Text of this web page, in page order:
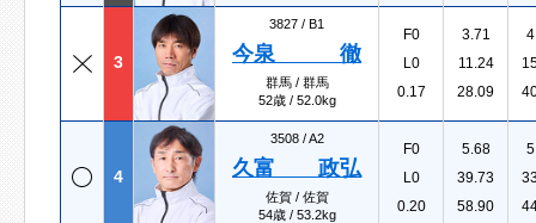
3
3827 / B1
今泉 徹
群馬 / 群馬
52歳 / 52.0kg
F0
L0
0.17
3.71
11.24
28.09
4
3508 /A2
久富 政弘
佐賀 / 佐賀
54歳 / 53.2kg
F0
L0
0.20
5.68
39.73
58.90